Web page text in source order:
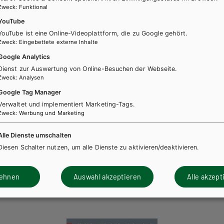
Tabellenbuch
Baumaschinentechnik /
Land- und
könnten Sie ebenfalls
: Funktional
ist eine Online-Videoplattform, die zu Google gehört.
: Eingebettete externe Inhalte
Analytics
zur Auswertung von Online-Besuchen der Webseite.
: Analysen
Tag Manager
und implementiert Marketing-Tags.
: Werbung und Marketing
Dienste umschalten
Schalter nutzen, um alle Dienste zu aktivieren/deaktivieren.
Auswahl akzeptieren Alle